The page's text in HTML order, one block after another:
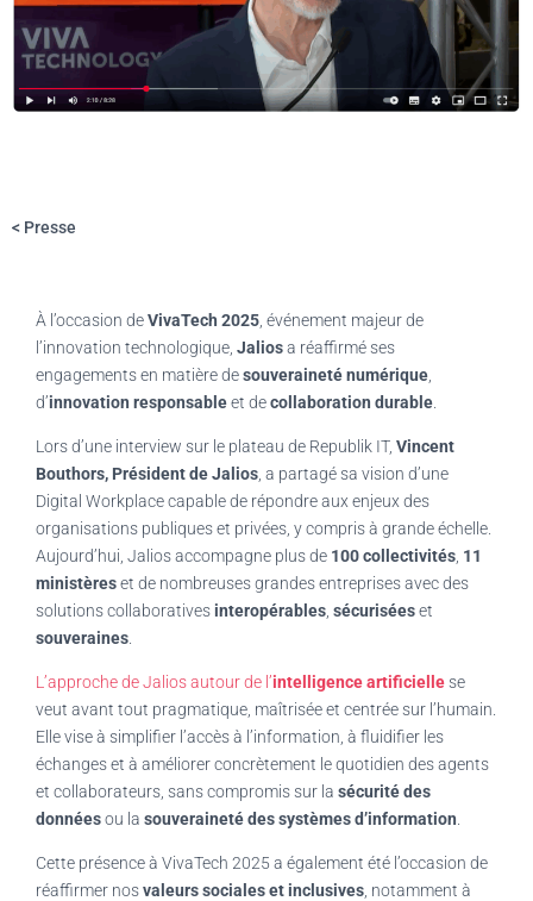
< Presse
À l’occasion deVivaTech 2025 , événement majeur de
l’innovation technologique, Jaliosa réaffirmé ses
engagements en matière desouveraineté numérique
d’innovation responsableet decollaboration durable
Lors d’une interview sur le plateau de Republik IT, Vincent
Bouthors, Président de Jalios , a partagé sa vision d’une
Digital Workplace capable de répondre aux enjeux des
organisations publiques et privées, y compris à grande échelle.
Aujourd’hui, Jalios accompagne plus de 100 collectivités 11
ministèreset de nombreuses grandes entreprises avec des
solutions collaborativesinteropérables sécuriséeset
souveraines
L’approche de Jalios autour de l’intelligence artificiellese
veut avant tout pragmatique, maîtrisée et centrée sur l’humain.
Elle vise à simplifier l’accès à l’information, à fluidifier les
échanges et à améliorer concrètement le quotidien des agents
et collaborateurs, sans compromis sur la sécurité des
donnéesou la souveraineté des systèmes d’information
Cette présence à VivaTech 2025 a également été l’occasion de
réaffirmer nosvaleurs sociales et inclusives , notamment à